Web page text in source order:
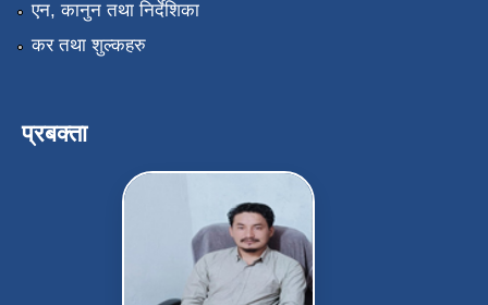
एन, कानुन तथा निर्देशिका
कर तथा शुल्कहरु
प्रबक्ता